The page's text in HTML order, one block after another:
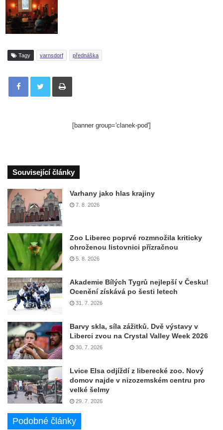
Tagy varnsdorf přednáška
Tisknout
[banner group='clanek-pod']
Související články
Varhany jako hlas krajiny
7. 8. 2026
Zoo Liberec poprvé rozmnožila kriticky
ohroženou listovnici přízračnou
5. 8. 2026
Akademie Bílých Tygrů nejlepší v Česku!
Ocenění získává po šesti letech
31. 7. 2026
Barvy skla, síla zážitků. Dvě výstavy v
Liberci zvou na Crystal Valley Week 2026
30. 7. 2026
Lvice Elsa odjíždí z liberecké zoo. Nový
domov najde v nizozemském centru pro
velké šelmy
29. 7. 2026
Podobné články